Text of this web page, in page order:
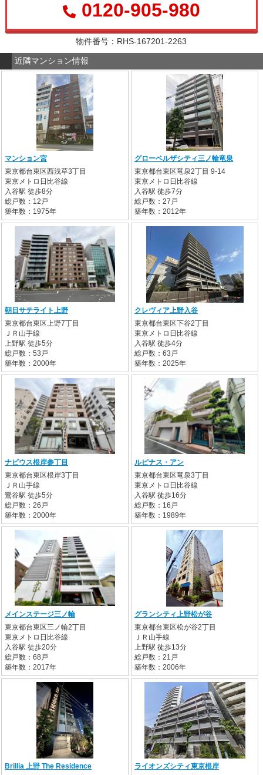
0120-905-980
物件番号：RHS-167201-2263
近隣マンション情報
マンション宮
東京都台東区西浅草3丁目
東京メトロ日比谷線
入谷駅 徒歩8分
総戸数：12戸
築年数：1975年
グローベルザシティ三ノ輪竜泉
東京都台東区竜泉2丁目 9-14
東京メトロ日比谷線
入谷駅 徒歩7分
総戸数：27戸
築年数：2012年
朝日サテライト上野
東京都台東区上野7丁目
ＪＲ山手線
上野駅 徒歩5分
総戸数：53戸
築年数：2000年
クレヴィア上野入谷
東京都台東区下谷2丁目
東京メトロ日比谷線
入谷駅 徒歩4分
総戸数：63戸
築年数：2025年
ナビウス根岸参丁目
東京都台東区根岸3丁目
ＪＲ山手線
鶯谷駅 徒歩5分
総戸数：26戸
築年数：2000年
ルピナス・アン
東京都台東区竜泉3丁目
東京メトロ日比谷線
入谷駅 徒歩16分
総戸数：16戸
築年数：1989年
メインステージ三ノ輪
東京都台東区三ノ輪2丁目
東京メトロ日比谷線
入谷駅 徒歩20分
総戸数：68戸
築年数：2017年
グランシティ上野松が谷
東京都台東区松が谷2丁目
ＪＲ山手線
上野駅 徒歩13分
総戸数：21戸
築年数：2006年
Brillia 上野 The Residence
ライオンズシティ東京根岸